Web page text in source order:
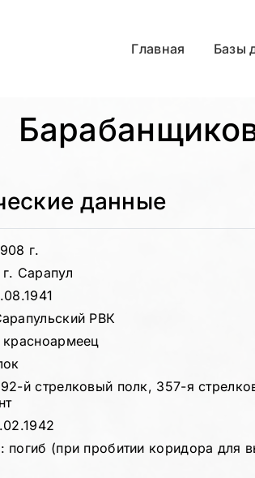
Главная Базы
данные
г.
Сарапул
РВК
красноармеец
й стрелковый полк, 357-я
погиб (при пробитии коридора для